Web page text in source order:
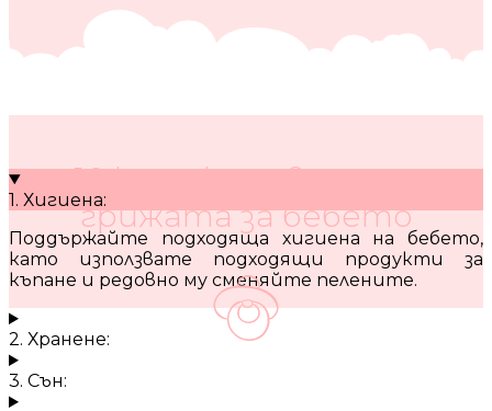
10 кратки съвета за
грижата за бебето
1. Хигиена:
Поддържайте подходяща хигиена на бебето,
като използвате подходящи продукти за
къпане и редовно му сменяйте пелените.
2. Хранене:
3. Сън: